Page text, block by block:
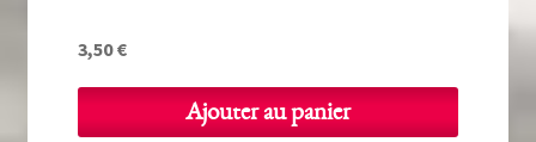
3,50€
Ajouter au panier